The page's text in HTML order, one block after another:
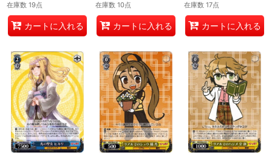
在庫数 19点
カートに入れる
在庫数 10点
カートに入れる
在庫数 17点
カートに入れる